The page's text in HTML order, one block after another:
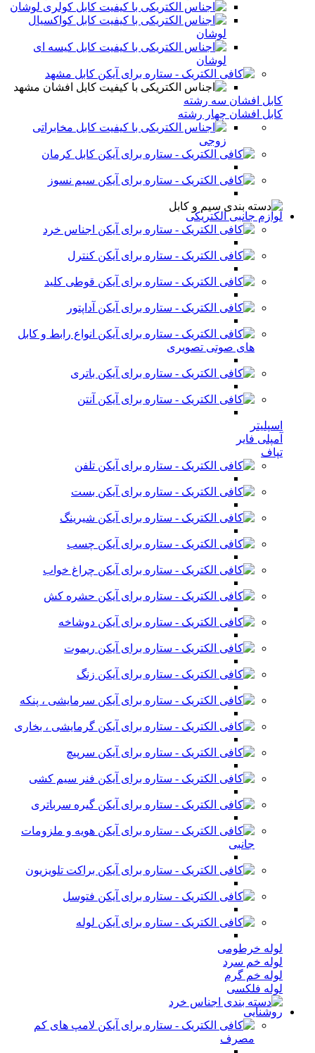
کابل کولری لوشان
کابل کواکسیال
لوشان
کابل کیسه ای
لوشان
کابل مشهد
کابل افشان مشهد
کابل افشان سه رشته
کابل افشان چهار رشته
کابل مخابراتی
زوجی
کابل کرمان
سیم نسوز
لوازم جانبی الکتریکی
اجناس خرد
کنترل
قوطی کلید
آداپتور
انواع رابط و کابل
های صوتی تصویری
باتری
آنتن
اسپلیتر
آمپلی فایر
تپاف
تلفن
بست
شیرینگ
چسب
چراغ خواب
حشره کش
دوشاخه
ریموت
زنگ
سرمایشی ، پنکه
گرمایشی ، بخاری
سرپیچ
فنر سیم کشی
گیره سرباتری
هویه و ملزومات
جانبی
براکت تلویزیون
فتوسل
لوله
لوله خرطومی
لوله خم سرد
لوله خم گرم
لوله فلکسی
روشنایی
لامپ های کم
مصرف